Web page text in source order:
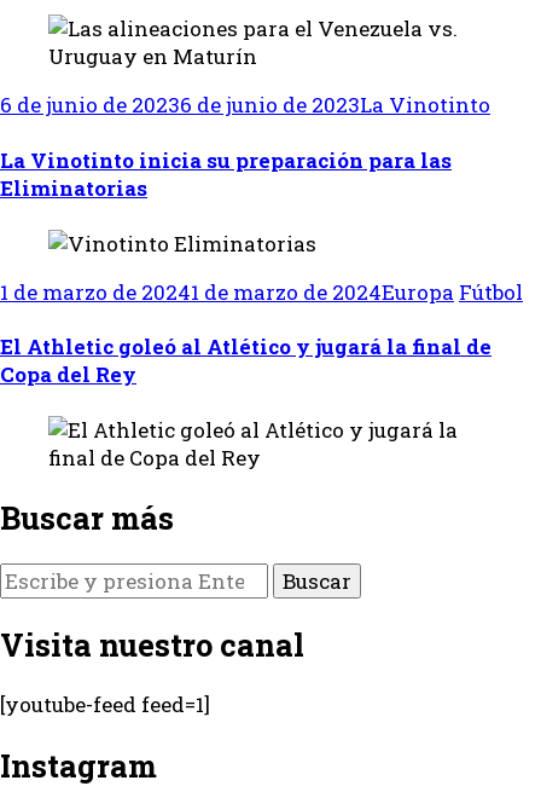
6 de junio de 20236 de junio de 2023La Vinotinto
La Vinotinto inicia su preparación para las
Eliminatorias
1 de marzo de 20241 de marzo de 2024Europa Fútbol
El Athletic goleó al Atlético y jugará la final de
Copa del Rey
Buscar más
¿Buscas
algo?
Visita nuestro canal
[youtube-feed feed=1]
Instagram